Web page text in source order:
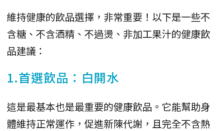
維持健康的飲品選擇，非常重要！以下是一些不
含糖、不含酒精、不過燙、非加工果汁的健康飲
品建議：
1.首選飲品：白開水
這是最基本也是最重要的健康飲品。它能幫助身
體維持正常運作，促進新陳代謝，且完全不含熱